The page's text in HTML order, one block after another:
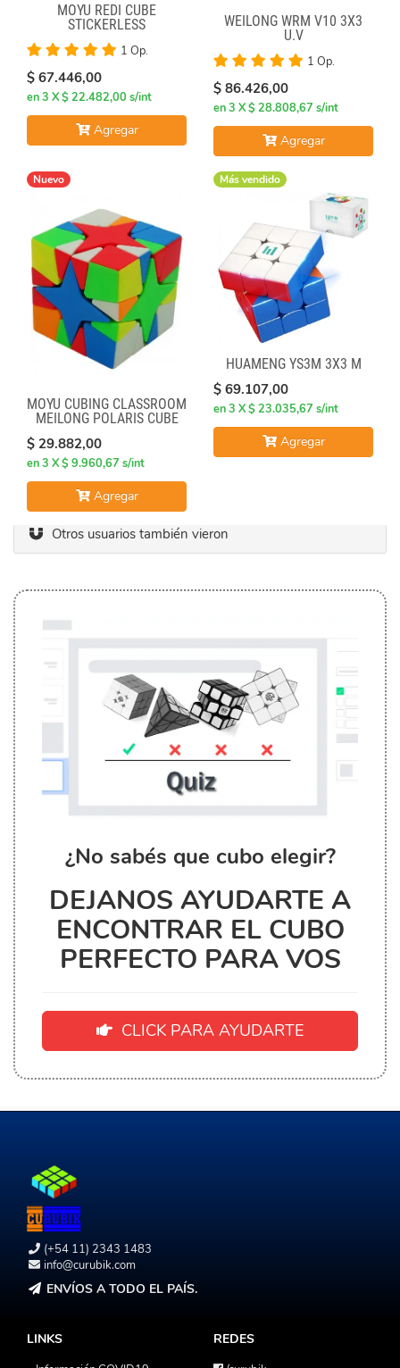
MOYU REDI CUBE
STICKERLESS
1 Op.
$ 67.446,00
en 3 X $ 22.482,00 s/int
Agregar
WEILONG WRM V10 3X3
U.V
1 Op.
$ 86.426,00
en 3 X $ 28.808,67 s/int
Agregar
Nuevo
MOYU CUBING CLASSROOM
MEILONG POLARIS CUBE
$ 29.882,00
en 3 X $ 9.960,67 s/int
Agregar
Más vendido
HUAMENG YS3M 3X3 M
$ 69.107,00
en 3 X $ 23.035,67 s/int
Agregar
Otros usuarios también vieron
¿No sabés que cubo elegir?
DEJANOS AYUDARTE A
ENCONTRAR EL CUBO
PERFECTO PARA VOS
CLICK PARA AYUDARTE
(+54 11) 2343 1483
info@curubik.com
ENVÍOS A TODO EL PAÍS.
LINKS REDES